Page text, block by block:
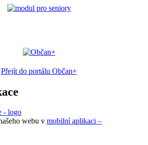
Přejít do portálu Občan+
webu v mobilní aplikaci –